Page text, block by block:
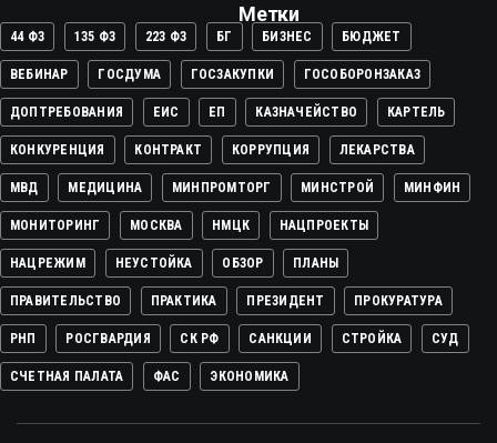
Метки
44 ФЗ 135 ФЗ 223 ФЗ БГ БИЗНЕС БЮДЖЕТ
ВЕБИНАР ГОСДУМА ГОСЗАКУПКИ ГОСОБОРОНЗАКАЗ
ДОПТРЕБОВАНИЯ ЕИС ЕП КАЗНАЧЕЙСТВО КАРТЕЛЬ
КОНКУРЕНЦИЯ КОНТРАКТ КОРРУПЦИЯ ЛЕКАРСТВА
МВД МЕДИЦИНА МИНПРОМТОРГ МИНСТРОЙ МИНФИН
МОНИТОРИНГ МОСКВА НМЦК НАЦПРОЕКТЫ
НАЦРЕЖИМ НЕУСТОЙКА ОБЗОР ПЛАНЫ
ПРАВИТЕЛЬСТВО ПРАКТИКА ПРЕЗИДЕНТ ПРОКУРАТУРА
РНП РОСГВАРДИЯ СК РФ САНКЦИИ СТРОЙКА СУД
СЧЕТНАЯ ПАЛАТА ФАС ЭКОНОМИКА